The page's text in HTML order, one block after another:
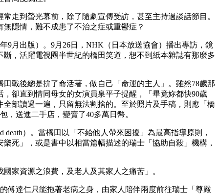
走到螢光幕前，除了隨劇宣傳受訪，甚至主持過談話節目。
隱情，難不成患了不治之症或重鬱症？
9月出版）。9月26日，NHK（日本放送協會）播出專訪，鏡
，活躍電視圈半世紀的橋田笑道，想不到紙本雜誌有那麼多
戰後總是拚了命活著，做自己「命運的主人」。雖然78歲那
卻直到情同母女的女演員泉平子提醒，「畢竟妳都快90歲
部讀過一遍，只留無法割捨的。至於照片及手稿，則應「橋
，送進二手店，變賣了40多萬日幣。
）。當橋田以「不給他人帶來困擾」為最高指導原則，
死」，或是書中以相當篇幅描述的瑞士「協助自殺」機構，
家資源之浪費，及老人及其家人之痛苦」。
傅達仁只能拖著老病之身，由家人陪伴兩度前往瑞士「尊嚴